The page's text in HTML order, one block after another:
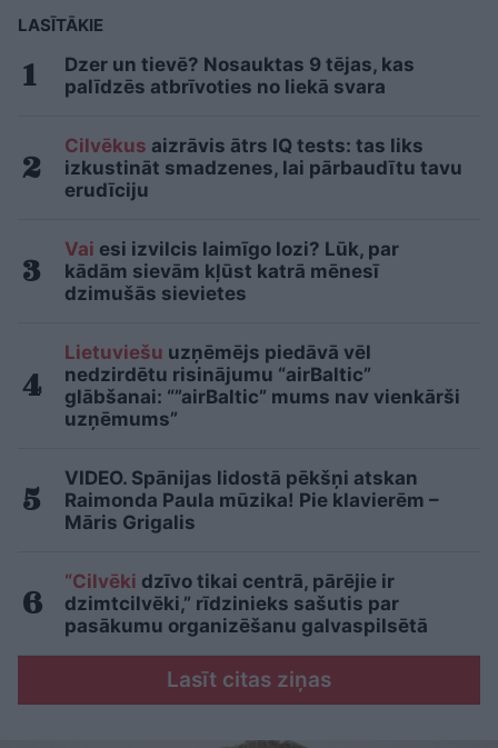
LASĪTĀKIE
Dzer un tievē? Nosauktas 9 tējas, kas
palīdzēs atbrīvoties no liekā svara
Cilvēkus aizrāvis ātrs IQ tests: tas liks
izkustināt smadzenes, lai pārbaudītu tavu
erudīciju
Vai esi izvilcis laimīgo lozi? Lūk, par
kādām sievām kļūst katrā mēnesī
dzimušās sievietes
Lietuviešu uzņēmējs piedāvā vēl
nedzirdētu risinājumu “airBaltic”
glābšanai: “”airBaltic” mums nav vienkārši
uzņēmums”
VIDEO. Spānijas lidostā pēkšņi atskan
Raimonda Paula mūzika! Pie klavierēm –
Māris Grigalis
“Cilvēki dzīvo tikai centrā, pārējie ir
dzimtcilvēki,” rīdzinieks sašutis par
pasākumu organizēšanu galvaspilsētā
Lasīt citas ziņas